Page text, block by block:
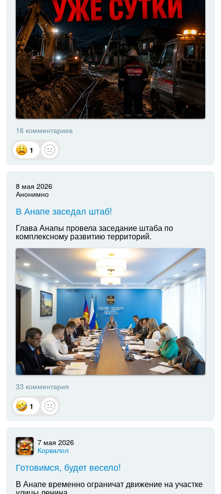
16 комментариев
1
8 мая 2026
Анонимно
В Анапе заседал штаб!
Глава Анапы провела заседание штаба по
комплексному развитию территорий.
33 комментария
1
7 мая 2026
Корвалол
Готовимся, будет весело!
В Анапе временно ограничат движение на участке